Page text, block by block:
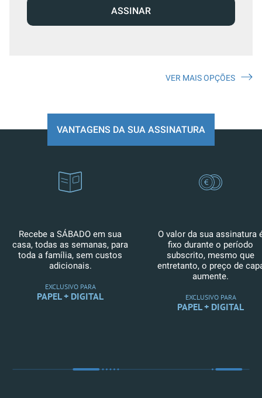
ASSINAR
VER MAIS OPÇÕES
VANTAGENS DA SUA ASSINATURA
Recebe a SÁBADO em sua
casa, todas as semanas, para
toda a família, sem custos
adicionais.
EXCLUSIVO PARA
PAPEL + DIGITAL
O valor da sua assinatura
fixo durante o período
subscrito, mesmo que
entretanto, o preço de
aumente.
EXCLUSIVO PARA
PAPEL + DIGITAL